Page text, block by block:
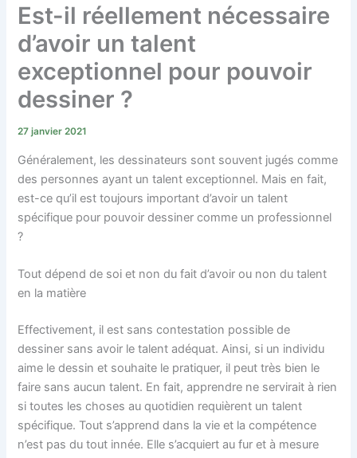
Est-il réellement nécessaire
d’avoir un talent
exceptionnel pour pouvoir
dessiner ?
27 janvier 2021
Généralement, les dessinateurs sont souvent jugés comme
des personnes ayant un talent exceptionnel. Mais en fait,
est-ce qu’il est toujours important d’avoir un talent
spécifique pour pouvoir dessiner comme un professionnel
?
Tout dépend de soi et non du fait d’avoir ou non du talent
en la matière
Effectivement, il est sans contestation possible de
dessiner sans avoir le talent adéquat. Ainsi, si un individu
aime le dessin et souhaite le pratiquer, il peut très bien le
faire sans aucun talent. En fait, apprendre ne servirait à rien
si toutes les choses au quotidien requièrent un talent
spécifique. Tout s’apprend dans la vie et la compétence
n’est pas du tout innée. Elle s’acquiert au fur et à mesure